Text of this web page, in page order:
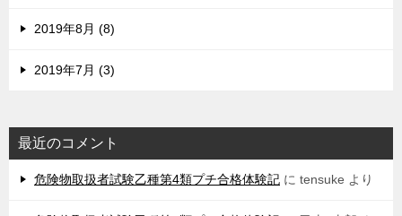
2019年8月 (8)
2019年7月 (3)
最近のコメント
危険物取扱者試験乙種第4類プチ合格体験記 に tensuke より